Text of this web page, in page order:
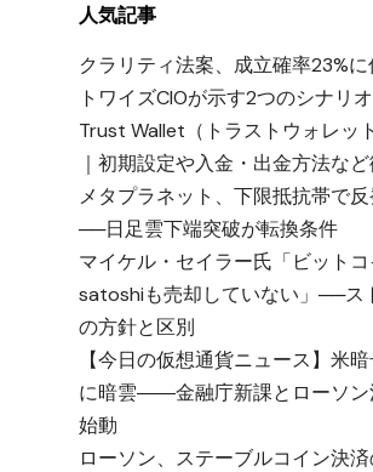
人気記事
クラリティ法案、成立確率23%
トワイズCIOが示す2つのシナリオ
Trust Wallet（トラストウォレッ
｜初期設定や入金・出金方法な
メタプラネット、下限抵抗帯で
──日足雲下端突破が転換条件
マイケル・セイラー氏「ビットコ
satoshiも売却していない」──ス
の方針と区別
【今日の仮想通貨ニュース】米
に暗雲――金融庁新課とローソン
始動
ローソン、ステーブルコイン決